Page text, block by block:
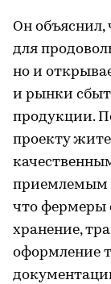
Он объяснил,
для
но и
и рынки
продукции.
проекту
приемлемым
что фермеры
хранение,
оформление